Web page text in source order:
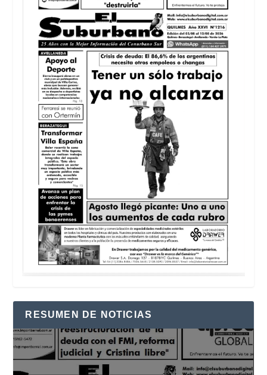
RESUMEN DE NOTICIAS
Reproductor
de
vídeo